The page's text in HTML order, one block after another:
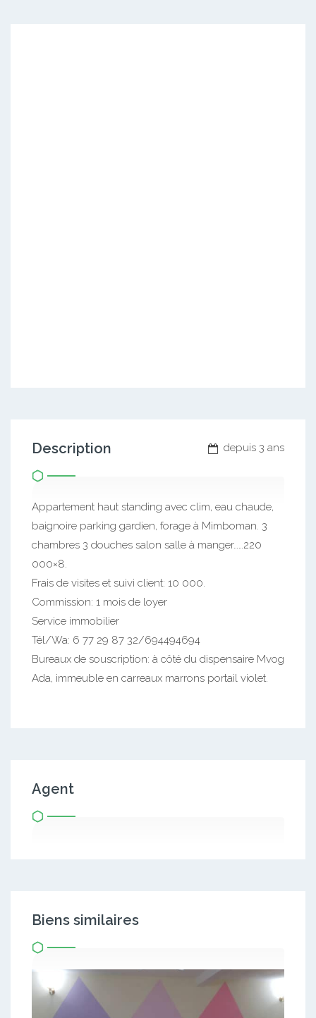
depuis 3 ans
Description
Appartement haut standing avec clim, eau chaude,
baignoire parking gardien, forage à Mimboman. 3
chambres 3 douches salon salle à manger……220
000×8.
Frais de visites et suivi client: 10 000.
Commission: 1 mois de loyer
Service immobilier
Tél/Wa: 6 77 29 87 32/694494694
Bureaux de souscription: à côté du dispensaire Mvog
Ada, immeuble en carreaux marrons portail violet.
Agent
Biens similaires